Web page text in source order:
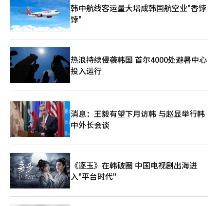
利率迅速上升，本月租赁贷款的下限已超过4%，上限则飙升至6%
后半段。浮动型（6·12个月）租赁贷款利率也达到了年3.15%至
5.85%，即将突破6%。※ 本报道经人工智能（AI）系统翻译与编
辑。
韩中航线客运量大增成韩国航空业"香饽
饽"
热浪持续侵袭韩国 首尔4000处避暑中心
投入运行
消息：王毅有望下月访韩 与赵显举行韩
中外长会谈
《逐玉》在韩破圈 中国电视剧出海进
入"平台时代"